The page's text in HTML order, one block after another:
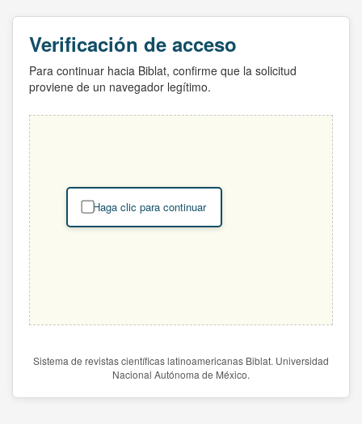
Verificación de acceso
Para continuar hacia Biblat, confirme que la solicitud
proviene de un navegador legítimo.
Haga clic para continuar
Sistema de revistas científicas latinoamericanas Biblat. Universidad
Nacional Autónoma de México.